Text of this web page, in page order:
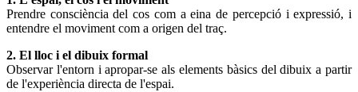
Prendre consciència del cos com a eina de percepció i expressió, i
entendre el moviment com a origen del traç.
2. El lloc i el dibuix formal
Observar l'entorn i apropar-se als elements bàsics del dibuix a partir
de l'experiència directa de l'espai.